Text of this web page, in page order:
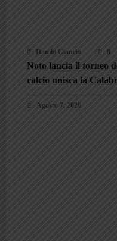
Danilo Ciancio 0
Noto lancia il torneo
calcio unisca la
Agosto 7, 2026